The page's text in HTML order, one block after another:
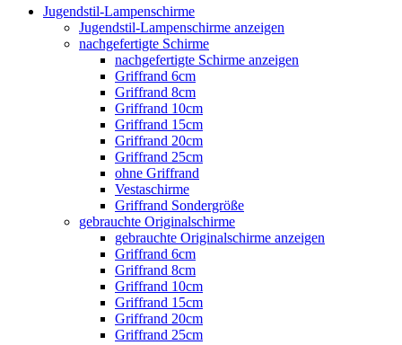
Jugendstil-Lampenschirme
Jugendstil-Lampenschirme anzeigen
nachgefertigte Schirme
nachgefertigte Schirme anzeigen
Griffrand 6cm
Griffrand 8cm
Griffrand 10cm
Griffrand 15cm
Griffrand 20cm
Griffrand 25cm
ohne Griffrand
Vestaschirme
Griffrand Sondergröße
gebrauchte Originalschirme
gebrauchte Originalschirme anzeigen
Griffrand 6cm
Griffrand 8cm
Griffrand 10cm
Griffrand 15cm
Griffrand 20cm
Griffrand 25cm